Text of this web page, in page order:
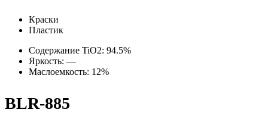
Краски
Пластик
Содержание TiO2: 94.5%
Яркость: —
Маслоемкость: 12%
BLR-885